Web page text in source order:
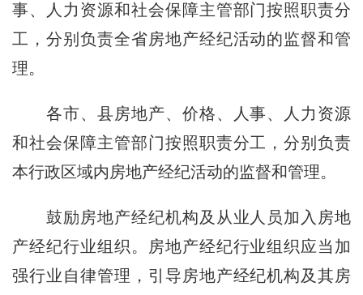
事、人力资源和社会保障主管部门按照职责分
工，分别负责全省房地产经纪活动的监督和管
理。
各市、县房地产、价格、人事、人力资源
和社会保障主管部门按照职责分工，分别负责
本行政区域内房地产经纪活动的监督和管理。
鼓励房地产经纪机构及从业人员加入房地
产经纪行业组织。房地产经纪行业组织应当加
强行业自律管理，引导房地产经纪机构及其房